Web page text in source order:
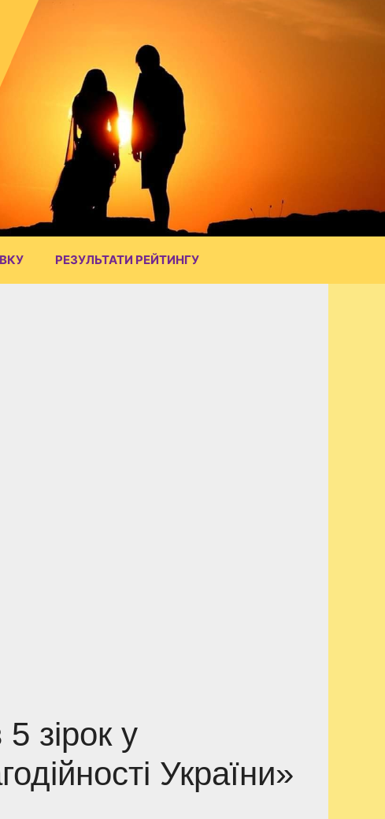
РЕЗУЛЬТАТИ РЕЙТИНГУ
зірок у
України»